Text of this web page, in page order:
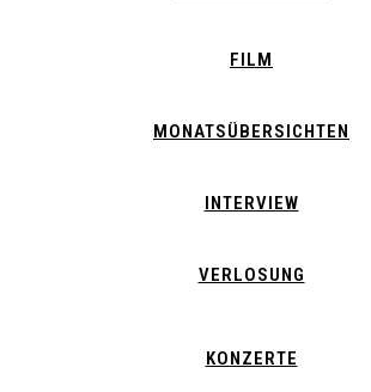
FILM
MONATSÜBERSICHTEN
INTERVIEW
VERLOSUNG
KONZERTE